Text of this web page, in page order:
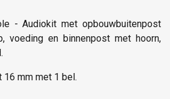
- Audiokit met opbouwbuitenpost
voeding en binnenpost met hoorn,
mm met 1 bel.